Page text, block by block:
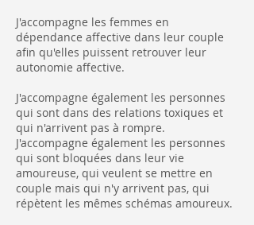
J'accompagne les femmes en
dépendance affective dans leur couple
afin qu'elles puissent retrouver leur
autonomie affective.
J'accompagne également les personnes
qui sont dans des relations toxiques et
qui n'arrivent pas à rompre.
J'accompagne également les personnes
qui sont bloquées dans leur vie
amoureuse, qui veulent se mettre en
couple mais qui n'y arrivent pas, qui
répètent les mêmes schémas amoureux.